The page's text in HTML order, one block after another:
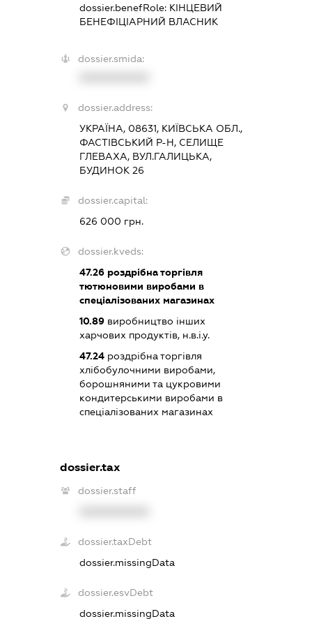
dossier.benefRole: КІНЦЕВИЙ
БЕНЕФІЦІАРНИЙ ВЛАСНИК
dossier.smida:
dossier.address:
УКРАЇНА, 08631, КИЇВСЬКА ОБЛ.,
ФАСТІВСЬКИЙ Р-Н, СЕЛИЩЕ
ГЛЕВАХА, ВУЛ.ГАЛИЦЬКА,
БУДИНОК 26
dossier.capital:
626 000 грн.
dossier.kveds:
47.26роздрібна торгівля
тютюновими виробами в
спеціалізованих магазинах
10.89виробництво інших
харчових продуктів, н.в.і.у.
47.24роздрібна торгівля
хлібобулочними виробами,
борошняними та цукровими
кондитерськими виробами в
спеціалізованих магазинах
dossier.tax
dossier.staff
dossier.taxDebt
dossier.missingData
dossier.esvDebt
dossier.missingData